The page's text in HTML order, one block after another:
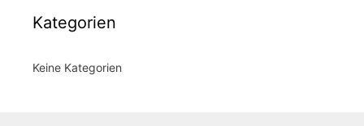
Kategorien
Keine Kategorien